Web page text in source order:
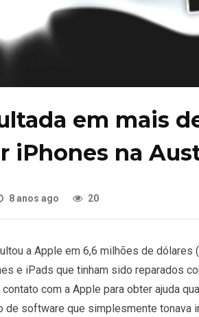
em mais
iPhones na
8 anos ago 20
a Apple em 6,6 milhões de
e iPads que tinham sido reparados
com a Apple para obter ajuda
de software que simplesmente